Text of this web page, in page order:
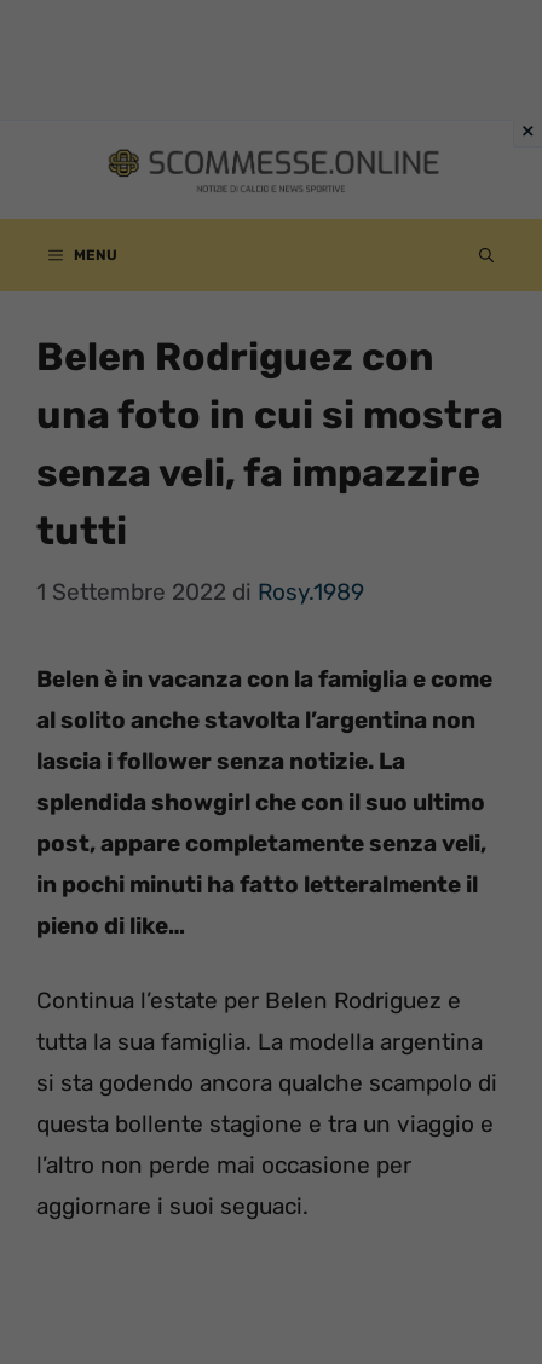
contenuto
MENU
Belen Rodriguez con
una foto in cui si mostra
senza veli, fa impazzire
tutti
1 Settembre 2022 di Rosy.1989
Belen è in vacanza con la famiglia e come
al solito anche stavolta l’argentina non
lascia i follower senza notizie. La
splendida showgirl che con il suo ultimo
post, appare completamente senza veli,
in pochi minuti ha fatto letteralmente il
pieno di like…
Continua l’estate per Belen Rodriguez e
tutta la sua famiglia. La modella argentina
si sta godendo ancora qualche scampolo di
questa bollente stagione e tra un viaggio e
l’altro non perde mai occasione per
aggiornare i suoi seguaci.